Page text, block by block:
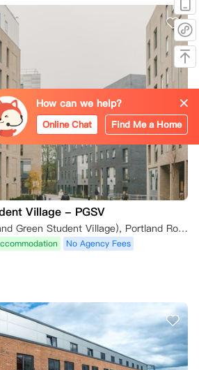
用程序或在线居民门户中您iQ账户内的“取消
送电子邮件至 Hello@iqstudentaccommodati
出的四种情况之一（例如，您改变了主意、预
学入学申请等），您仍需承担全部合同租金，
到替代租客。您有责任寻找符合条件的替代租
能提供协助。
了替代租客，经公寓同意，您将可免除租赁协
的替代租客签署了他们的租赁协议并支付了应
28天内退还给您。请注意，所有租约均于周
队将确认您根据租赁协议解除合同义务的正式
材料
期前至少28天通知：只需按上述方式通知公
订费（如已支付）将作为取消费被保留。
果您未能获得所需资格并未被您申报的首选
出预期而选择就读其他大学，您可以取消租赁
费（如已支付）和已支付的租金，前提是您在
说明由于未达到首选大学要求的成绩或成绩超
Village - PGSV
Rosedale Court (Portland Green Student Village), Portland Road, Shieldfield, Newcastle upon Tyne, UK
No Agency Fees
How can we help?
Online Chat Find Me a Home